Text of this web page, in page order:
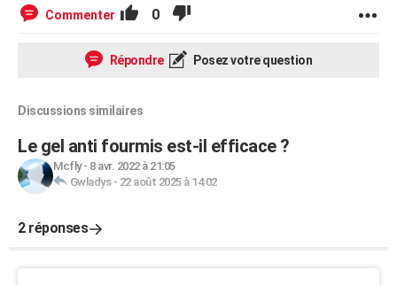
Commenter 0
Répondre Posez votre question
Discussions similaires
Le gel anti fourmis est-il efficace ?
Mcfly- 8 avr. 2022 à 21:05
Gwladys- 22 août 2025 à 14:02
2 réponses